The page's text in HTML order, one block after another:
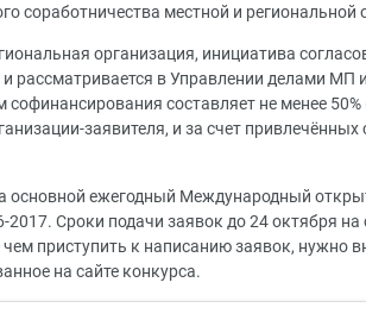
соработничества местной и региональной
организация, инициатива
рассматривается в Управлении делами МП
софинансирования составляет не менее
заявителя, и за счет
основной ежегодный Международный
Сроки подачи заявок до 24 октября на
приступить к написанию заявок, нужно
на сайте конкурса.